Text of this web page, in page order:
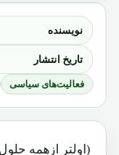
نویسنده
تاریخ انتشار
فعالیت‌های سیاسی